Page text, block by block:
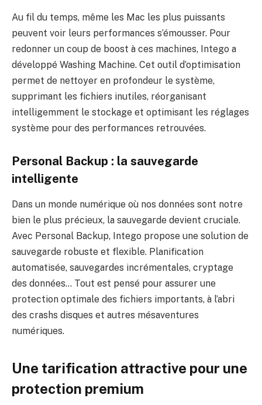
Au fil du temps, même les Mac les plus puissants
peuvent voir leurs performances s’émousser. Pour
redonner un coup de boost à ces machines, Intego a
développé Washing Machine. Cet outil d’optimisation
permet de nettoyer en profondeur le système,
supprimant les fichiers inutiles, réorganisant
intelligemment le stockage et optimisant les réglages
système pour des performances retrouvées.
Personal Backup : la sauvegarde
intelligente
Dans un monde numérique où nos données sont notre
bien le plus précieux, la sauvegarde devient cruciale.
Avec Personal Backup, Intego propose une solution de
sauvegarde robuste et flexible. Planification
automatisée, sauvegardes incrémentales, cryptage
des données… Tout est pensé pour assurer une
protection optimale des fichiers importants, à l’abri
des crashs disques et autres mésaventures
numériques.
Une tarification attractive pour une
protection premium